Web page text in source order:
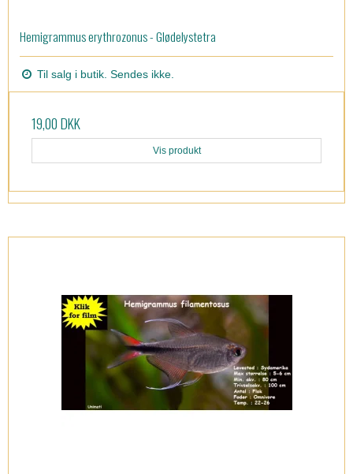
Hemigrammus erythrozonus - Glødelystetra
Til salg i butik. Sendes ikke.
19,00 DKK
Vis produkt